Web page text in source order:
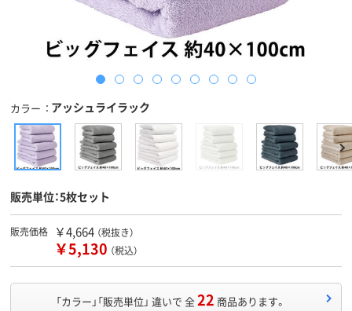
カラー アッシュライラック
販売単位：5枚セット
販売価格 ￥4,664 （税抜き）
￥5,130 （税込）
「カラー」「販売単位」 違いで 全22 商品あります。